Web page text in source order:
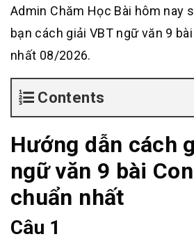
Admin Chăm Học Bài hôm nay
bạn cách giải VBT ngữ văn 9
nhất 08/2026.
Contents
Hướng dẫn cách
ngữ văn 9 bài
chuẩn nhất
Câu 1